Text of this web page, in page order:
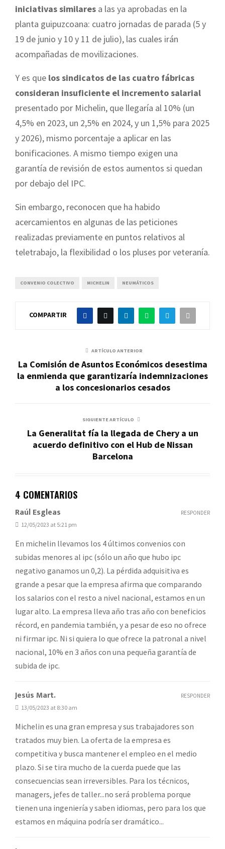
iniciativas similares a las ya aprobadas en la
planta guipuzcoana: cuatro jornadas de parada (5 y
19 de junio y 10 y 11 de julio), las cuales irán
acompañadas de movilizaciones.
Y es que los sindicatos de las cuatro fábricas
consideran insuficiente el incremento salarial
presentado por Michelin, que llegaría al 10% (un
4,5% en 2023, un 2,5% en 2024, y un 1,5% para 2025
y 2026), mismo porcentaje a aplicar en las
bonificaciones. A mismo tiempo exigen una
garantía de revisión de estos aumentos si quedan
por debajo del IPC.
Sin embargo, reconocen que ha habido
acercamientos en algunas de las peticiones
realizadas previamente en puntos relativos al
teletrabajo, la flexibilidad o los pluses por veteranía.
CONVENIO COLECTIVO MICHELIN NEUMÁTICOS
COMPARTIR
ARTÍCULO ANTERIOR
La Comisión de Asuntos Económicos desestima
la enmienda que garantizaría indemnizaciones
a los concesionarios cesados
SIGUIENTE ARTÍCULO
La Generalitat fía la llegada de Chery a un
acuerdo definitivo con el Hub de Nissan
Barcelona
4 COMENTARIOS
Raúl Esgleas
12/05/2023 at 5:21 pm
En michelin llevamos los 4 últimos convenios con
subidas menores al ipc (sólo un año que hubo ipc
negativo ganamos un 0,2). La pérdida adquisitiva es
grande a pesar que la empresa afirma que comparando
los salarios con el resto a nivel nacional, estamos en un
lugar alto. La empresa lleva año tras año con beneficios
récord, en pandemia también, y a pesar de eso no ofrece
ni firmar ipc. Ni si quiera lo que ofrece la patronal a nivel
nacional, 10% en 3 años con una pequeña garantía de
subida de ipc.
RESPONDER
Jesús Mart.
13/05/2023 at 8:30 am
Michelin es una gran empresa y sus trabajadores son
tratados muy bien. La oferta de la empresa es
competitiva y busca mantener el empleo en el medio
plazo. Si se tira mucho de la cuerda puede que las
consecuencias sean irreversibles. Para los técnicos,
managers, jefes de taller...no será problema porque
tienen una ingeniería y saben idiomas, pero para los que
estamos en máquina podría ser dramático...
RESPONDER